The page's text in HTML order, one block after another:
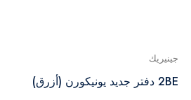
جينيريك
2BE دفتر جديد يونيكورن (أزرق)